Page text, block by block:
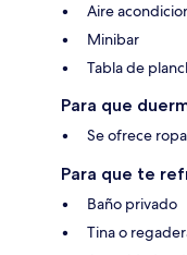
Aire
Minibar
Tabla de
Para que
Se ofrece
Para que te
Baño privado
Tina o